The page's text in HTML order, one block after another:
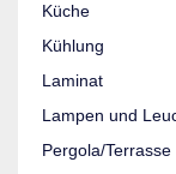
Küche
Kühlung
Laminat
Lampen und
Pergola/Terrasse